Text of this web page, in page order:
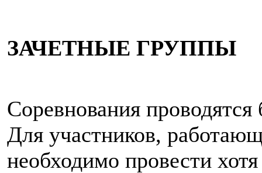
ЗАЧЕТНЫЕ ГРУППЫ
Соревнования
Для участников,
необходимо провести